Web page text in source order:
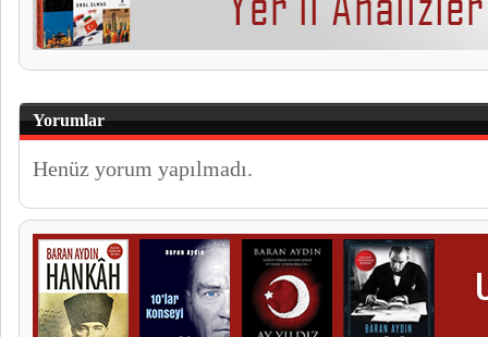
Yorumlar
Henüz yorum yapılmadı.